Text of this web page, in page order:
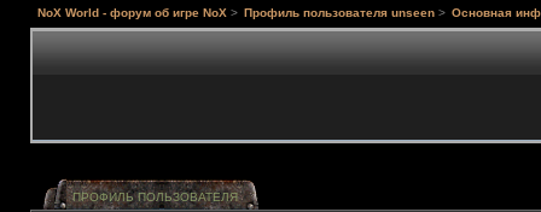
NoX World - форум об игре NoX > Профиль пользователя unseen > Основная
ПРОФИЛЬ ПОЛЬЗОВАТЕЛЯ